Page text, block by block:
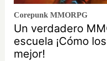
Corepunk MMORPG
Un verdadero
escuela ¡Cómo
mejor!